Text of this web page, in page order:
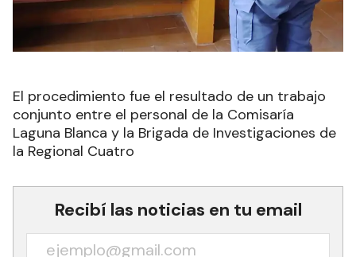
El procedimiento fue el resultado de un trabajo
conjunto entre el personal de la Comisaría
Laguna Blanca y la Brigada de Investigaciones de
la Regional Cuatro
Recibí las noticias en tu email